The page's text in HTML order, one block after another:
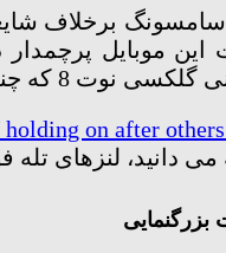
این موبایل
وارد بازار می شود نیز از این فناوری بی بهره است.
دانید، لنزهای تله
بزرگنمایی